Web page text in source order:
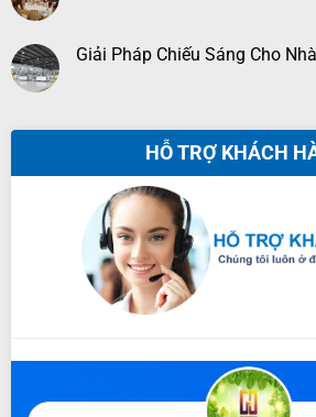
Giải Pháp Chiếu Sáng Cho
HỖ TRỢ KHÁCH